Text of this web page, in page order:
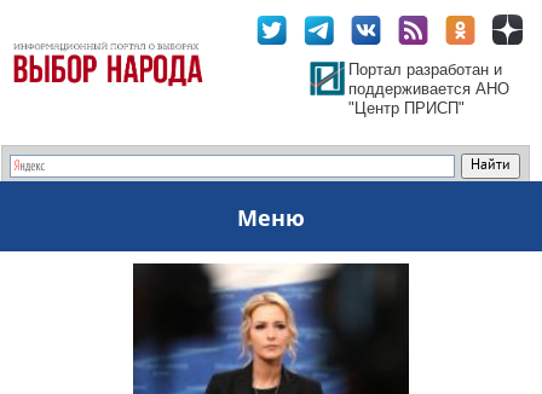
Портал разработан и
поддерживается АНО
"Центр ПРИСП"
Меню